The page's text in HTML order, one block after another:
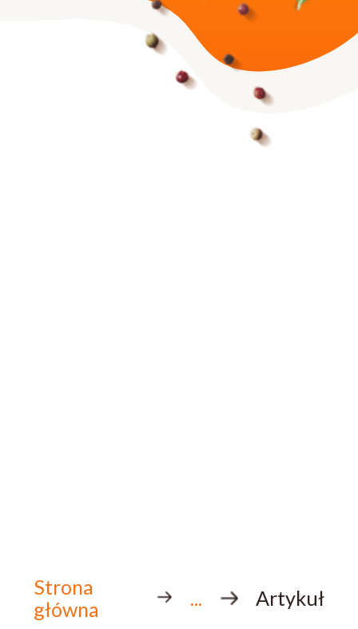
Strona
główna
... Artykuł